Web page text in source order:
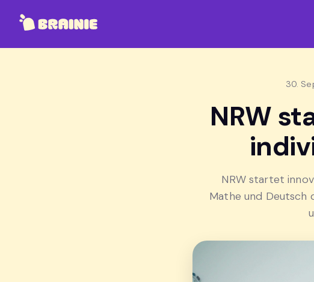
30.
NRW
NRW startet
Mathe und Deutsch